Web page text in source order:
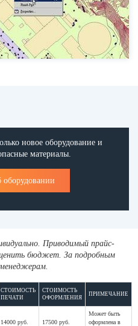
новое оборудование и
материалы.
оборудовании
Приводимый прайс-
бюджет. За подробным
СТОИМОСТЬ
ПЕЧАТИ
СТОИМОСТЬ
ОФОРМЛЕНИЯ
ПРИМЕЧАНИЕ
14000 руб. 17500 руб.
Может быть
оформлена в